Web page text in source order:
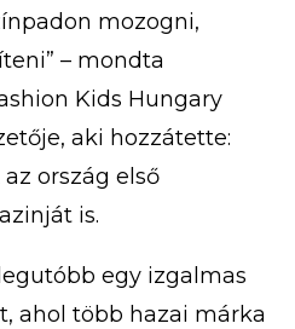
mozogni,
– mondta
Kids Hungary
aki hozzátette:
ország első
is.
egy izgalmas
ahol több hazai márka